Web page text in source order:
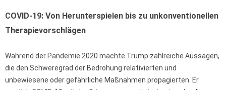
COVID-19: Von Herunterspielen bis zu unkonventionellen
Therapievorschlägen
Während der Pandemie 2020 machte Trump zahlreiche Aussagen,
die den Schweregrad der Bedrohung relativierten und
unbewiesene oder gefährliche Maßnahmen propagierten. Er